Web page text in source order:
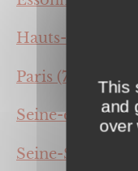
Hauts-de-Seine
Paris (75),
Seine-et-Marne
Seine-Saint-
This
and
over